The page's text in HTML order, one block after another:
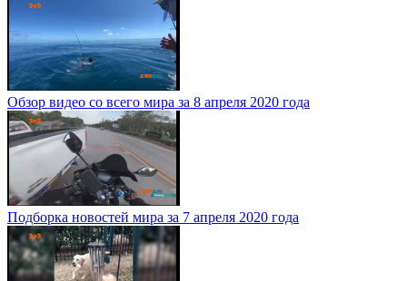
Обзор видео со всего мира за 8 апреля 2020 года
Подборка новостей мира за 7 апреля 2020 года